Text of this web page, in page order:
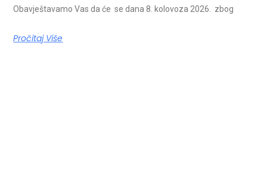
Obavještavamo Vas da će se dana 8. kolovoza 2026. zbog
Pročitaj Više